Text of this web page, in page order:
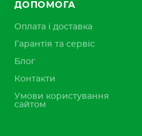
ДОПОМОГА
Оплата і доставка
Гарантія та сервіс
Блог
Контакти
Умови користування
сайтом